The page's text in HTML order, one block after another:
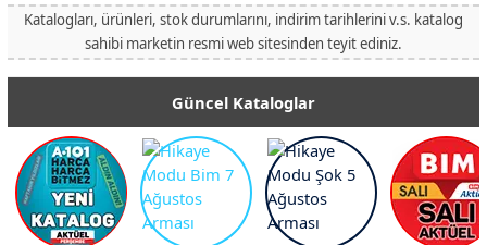
Katalogları, ürünleri, stok durumlarını, indirim tarihlerini v.s. katalog
sahibi marketin resmi web sitesinden teyit ediniz.
Güncel Kataloglar